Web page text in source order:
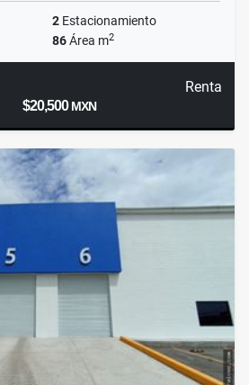
2 Estacionamiento
86Área m2
Renta
$20,500MXN